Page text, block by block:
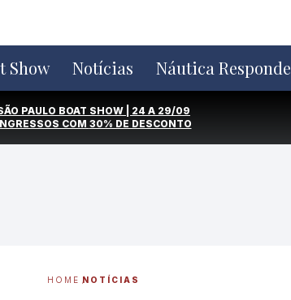
Show Notícias Náutica Responde
PAULO BOAT SHOW | 24 A 29/09
COM 30% DE DESCONTO
HOME NOTÍCIAS